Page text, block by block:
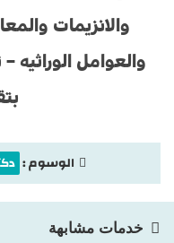
والانزيمات
والعوامل الوراثيه
الوسوم :
خدمات مشابهة